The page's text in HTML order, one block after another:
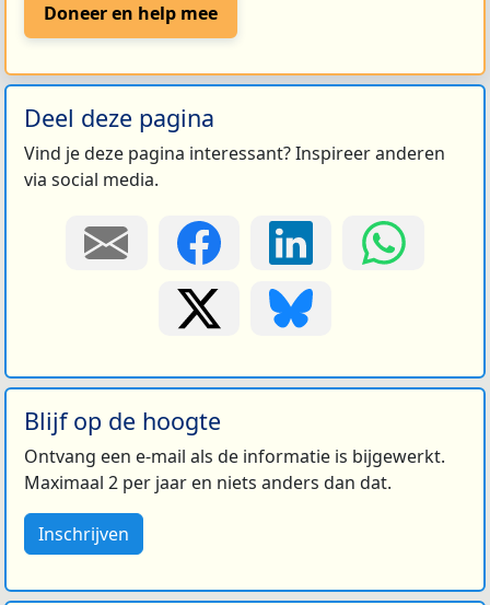
Doneer en help mee
Deel deze pagina
Vind je deze pagina interessant? Inspireer anderen
via social media.
Blijf op de hoogte
Ontvang een e-mail als de informatie is bijgewerkt.
Maximaal 2 per jaar en niets anders dan dat.
Inschrijven